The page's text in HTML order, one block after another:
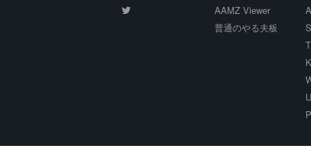
AAMZ Viewer
普通のやる夫板